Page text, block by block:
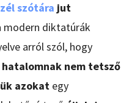
szótára jut
modern diktatúrák
arról szól, hogy
nem tetsző
azokat egy